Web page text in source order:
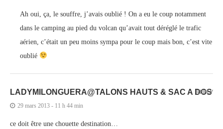
Ah oui, ça, le souffre, j’avais oublié ! On a eu le coup notamment
dans le camping au pied du volcan qu’avait tout déréglé le trafic
aérien, c’était un peu moins sympa pour le coup mais bon, c’est vite
oublié
LADYMILONGUERA@TALONS HAUTS & SAC A DOS
29 mars 2013 - 11 h 44 min
ce doit être une chouette destination…
REPLY